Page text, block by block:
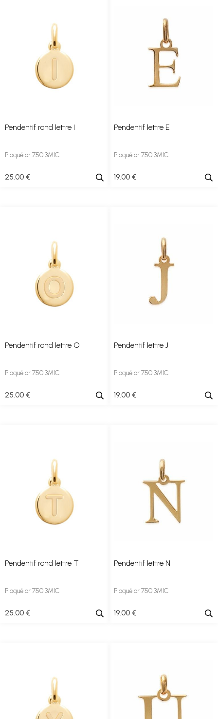
Pendentif rond lettre I
Plaqué or 750 3MIC
25.00 €
Pendentif lettre E
Plaqué or 750 3MIC
19.00 €
Pendentif rond lettre O
Plaqué or 750 3MIC
25.00 €
Pendentif lettre J
Plaqué or 750 3MIC
19.00 €
Pendentif rond lettre T
Plaqué or 750 3MIC
25.00 €
Pendentif lettre N
Plaqué or 750 3MIC
19.00 €